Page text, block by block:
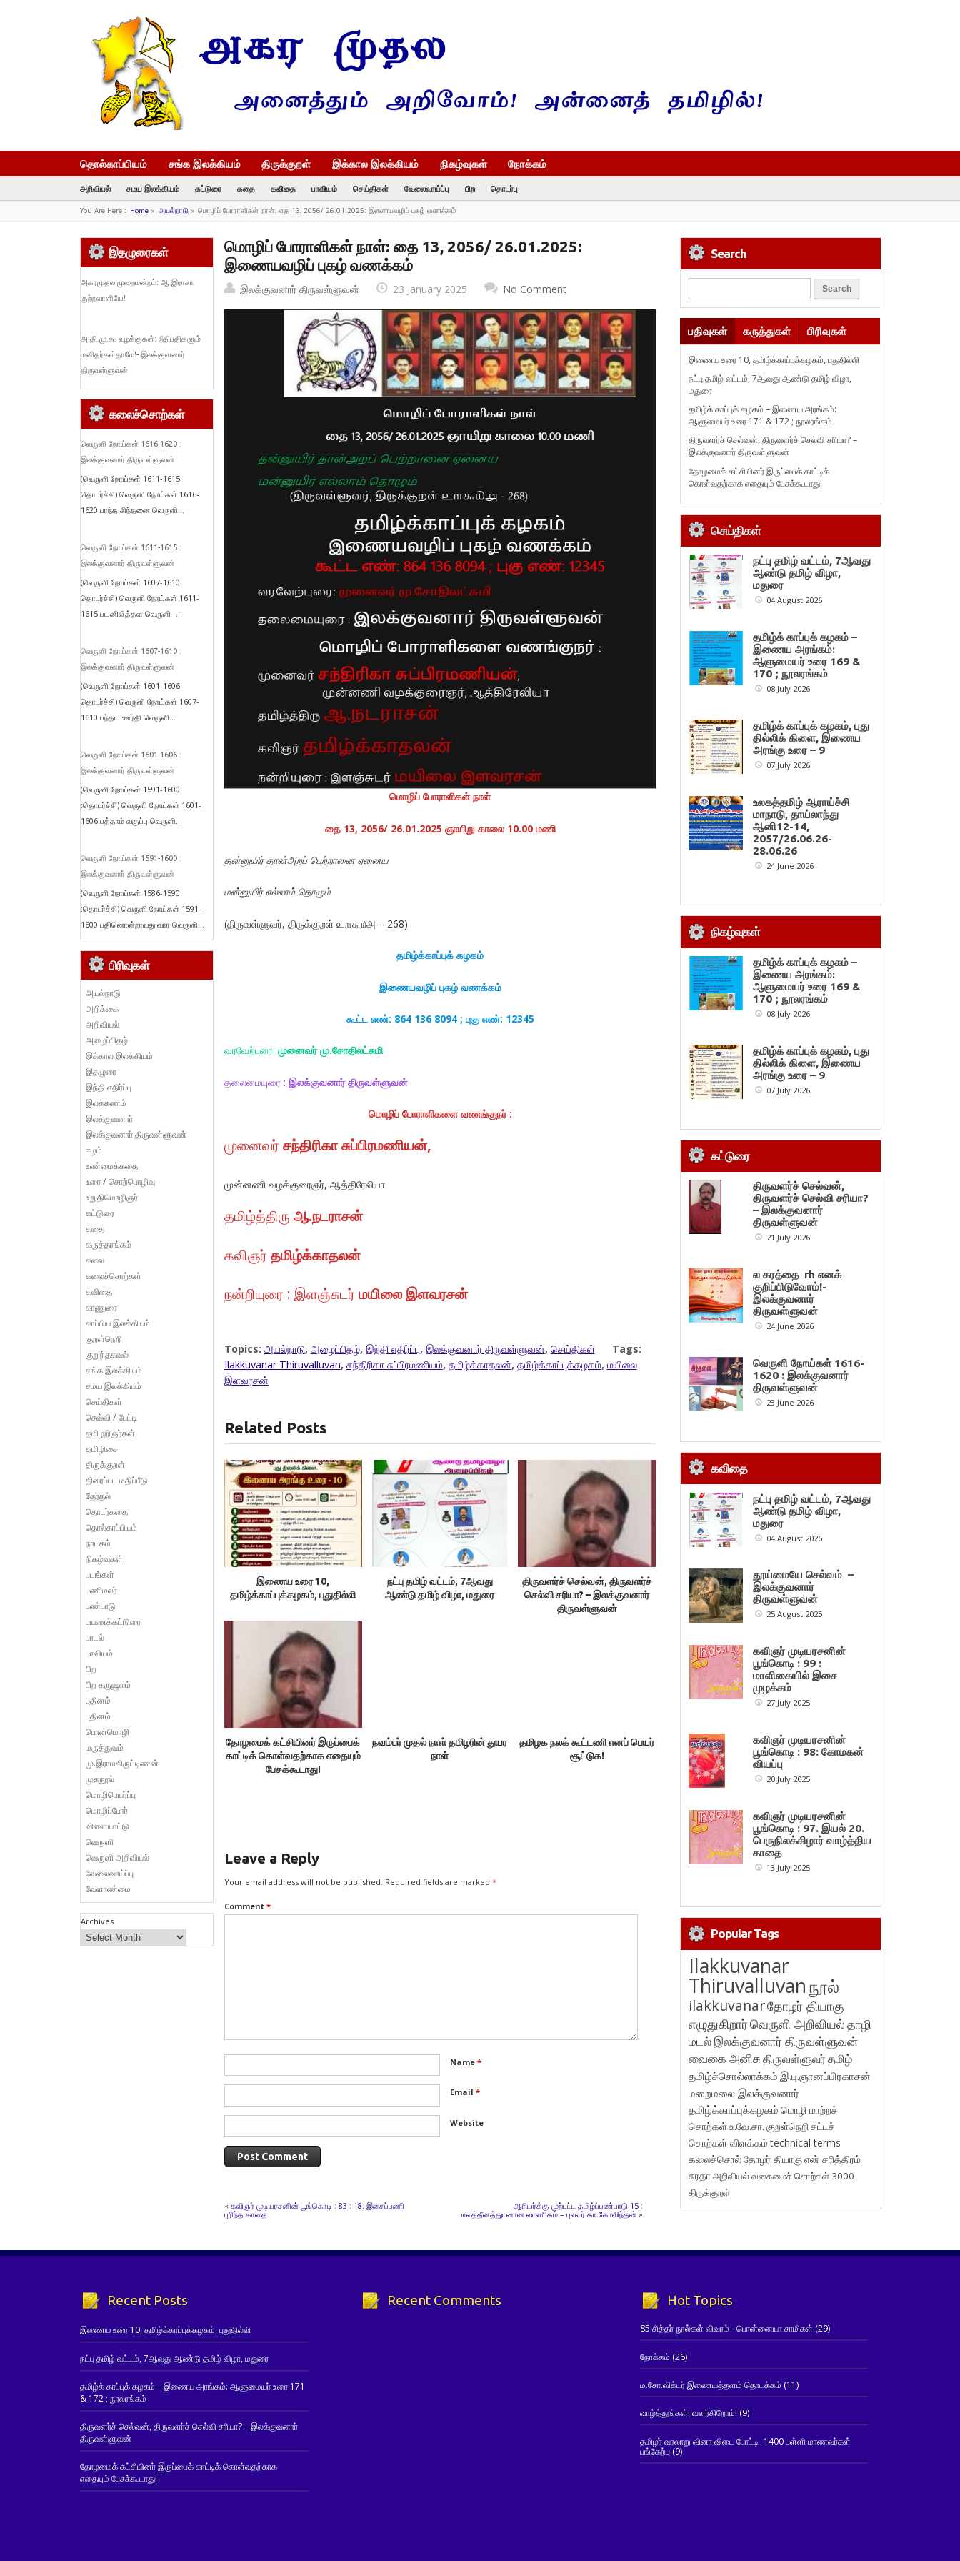
தொல்காப்பியம் சங்க இலக்கியம் திருக்குறள் இக்கால இலக்கியம் நிகழ்வுகள் நோக்கம்
அறிவியல் சமய இலக்கியம் கட்டுரை கதை கவிதை பாவியம் செய்திகள் வேலைவாய்ப்பு பிற தொடர்பு
You Are Here : Home» அயல்நாடு» மொழிப் போராளிகள் நாள்: தை 13, 2056/ 26.01.2025: இணையவழிப் புகழ் வணக்கம்
மொழிப் போராளிகள் நாள்: தை 13, 2056/ 26.01.2025:
இணையவழிப் புகழ் வணக்கம்
இலக்குவனார் திருவள்ளுவன் 23 January 2025 No Comment
மொழிப் போராளிகள் நாள்
தை 13, 2056/ 26.01.2025 ஞாயிறு காலை 10.00 மணி
தன்னுயிர் தான்அறப் பெற்றானை ஏனைய
மன்னுயிர் எல்லாம் தொழும்
(திருவள்ளுவர், திருக்குறள் ௨௱௬௰௮ – 268)
தமிழ்க்காப்புக் கழகம்
இணையவழிப் புகழ் வணக்கம்
கூட்ட எண்: 864 136 8094 ; புகு எண்: 12345
வரவேற்புரை: முனைவர் மு.சோதிலட்சுமி
தலைமையுரை : இலக்குவனார் திருவள்ளுவன்
மொழிப் போராளிகளை வணங்குநர் :
முனைவர் சந்திரிகா சுப்பிரமணியன்,
முன்னணி வழக்குரைஞர், ஆத்திரேலியா
தமிழ்த்திரு ஆ.நடராசன்
கவிஞர் தமிழ்க்காதலன்
நன்றியுரை : இளஞ்சுடர் மயிலை இளவரசன்
Topics: அயல்நாடு, அழைப்பிதழ், இந்தி எதிர்ப்பு, இலக்குவனார் திருவள்ளுவன், செய்திகள்
Tags:
Ilakkuvanar Thiruvalluvan, சந்திரிகா சுப்பிரமணியம், தமிழ்க்காதலன், தமிழ்க்காப்புக்கழகம், மயிலை
இளவரசன்
Related Posts
இணைய உரை 10,
தமிழ்க்காப்புக்கழகம், புதுதில்லி
நட்பு தமிழ் வட்டம், 7ஆவது
ஆண்டு தமிழ் விழா, மதுரை
திருவளர்ச் செல்வன், திருவளர்ச்
செல்வி சரியா? – இலக்குவனார்
திருவள்ளுவன்
தோழமைக் கட்சியினர் இருப்பைக்
காட்டிக் கொள்வதற்காக எதையும்
பேசக்கூடாது!
நவம்பர் முதல் நாள் தமிழரின் துயர
நாள்
தமிழக நலக் கூட்டணி எனப் பெயர்
சூட்டுக!
Leave a Reply
Your email address will not be published. Required fields are marked *
Comment *
Name *
Email *
Website
« கவிஞர் முடியரசனின் பூங்கொடி : 83 : 18. இசைப்பணி
புரிந்த காதை
ஆரியர்க்கு முற்பட்ட தமிழ்ப்பண்பாடு 15 :
பாலத்தீனத்துடனான வாணிகம் – புலவர் கா.கோவிந்தன் »
இதழுரைகள்
அகரமுதல முறைமன்றம்: ஆ.இராசா
குற்றவாளியே!
அ.தி.மு.க. வழக்குகள்: நீதிபதிகளும்
மனிதர்கள்தாமே!- இலக்குவனார்
திருவள்ளுவன்
கலைச்சொற்கள்
வெருளி நோய்கள் 1616-1620 :
இலக்குவனார் திருவள்ளுவன்
(வெருளி நோய்கள் 1611-1615
தொடர்ச்சி) வெருளி நோய்கள் 1616-
1620 பரந்த சிந்தனை வெருளி...
வெருளி நோய்கள் 1611-1615 :
இலக்குவனார் திருவள்ளுவன்
(வெருளி நோய்கள் 1607-1610
தொடர்ச்சி) வெருளி நோய்கள் 1611-
1615 பயனிலித்தள வெருளி -...
வெருளி நோய்கள் 1607-1610 :
இலக்குவனார் திருவள்ளுவன்
(வெருளி நோய்கள் 1601-1606
தொடர்ச்சி) வெருளி நோய்கள் 1607-
1610 பந்தய ஊர்தி வெருளி...
வெருளி நோய்கள் 1601-1606 :
இலக்குவனார் திருவள்ளுவன்
(வெருளி நோய்கள் 1591-1600
:தொடர்ச்சி) வெருளி நோய்கள் 1601-
1606 பத்தாம் வகுப்பு வெருளி...
வெருளி நோய்கள் 1591-1600 :
இலக்குவனார் திருவள்ளுவன்
(வெருளி நோய்கள் 1586-1590
:தொடர்ச்சி) வெருளி நோய்கள் 1591-
1600 பதினொன்றாவது வார வெருளி...
பிரிவுகள்
அயல்நாடு
அறிக்கை
அறிவியல்
அழைப்பிதழ்
இக்கால இலக்கியம்
இதழுரை
இந்தி எதிர்ப்பு
இலக்கணம்
இலக்குவனார்
இலக்குவனார் திருவள்ளுவன்
ஈழம்
உண்மைக்கதை
உரை / சொற்பொழிவு
உறுதிமொழிஞர்
கட்டுரை
கதை
கருத்தரங்கம்
கலை
கலைச்சொற்கள்
கவிதை
காணுரை
காப்பிய இலக்கியம்
குறள்நெறி
குறுந்தகவல்
சங்க இலக்கியம்
சமய இலக்கியம்
செய்திகள்
செவ்வி / பேட்டி
தமிழறிஞர்கள்
தமிழிசை
திருக்குறள்
திரைப்பட மதிப்பீடு
தேர்தல்
தொடர்கதை
தொல்காப்பியம்
நாடகம்
நிகழ்வுகள்
படங்கள்
பணிமலர்
பண்பாடு
பயணக்கட்டுரை
பாடல்
பாவியம்
பிற
பிற கருவூலம்
புதினம்
புதினம்
பொன்மொழி
மருத்துவம்
மு.இராமகிருட்டிணன்
முகநூல்
மொழிபெயர்ப்பு
மொழிப்போர்
விளையாட்டு
வெருளி
வெருளி அறிவியல்
வேலைவாய்ப்பு
வேளாண்மை
Archives
Search
பதிவுகள் கருத்துகள் பிரிவுகள்
இணைய உரை 10, தமிழ்க்காப்புக்கழகம், புதுதில்லி
நட்பு தமிழ் வட்டம், 7ஆவது ஆண்டு தமிழ் விழா,
மதுரை
தமிழ்க் காப்புக் கழகம் – இணைய அரங்கம்:
ஆளுமையர் உரை 171 & 172 ; நூலரங்கம்
திருவளர்ச் செல்வன், திருவளர்ச் செல்வி சரியா? –
இலக்குவனார் திருவள்ளுவன்
தோழமைக் கட்சியினர் இருப்பைக் காட்டிக்
கொள்வதற்காக எதையும் பேசக்கூடாது!
செய்திகள்
நட்பு தமிழ் வட்டம், 7ஆவது
ஆண்டு தமிழ் விழா,
மதுரை
04 August 2026
தமிழ்க் காப்புக் கழகம் –
இணைய அரங்கம்:
ஆளுமையர் உரை 169 &
170 ; நூலரங்கம்
08 July 2026
தமிழ்க் காப்புக் கழகம், புது
தில்லிக் கிளை, இணைய
அரங்கு உரை – 9
07 July 2026
உலகத்தமிழ் ஆராய்ச்சி
மாநாடு, தாய்லாந்து
ஆனி12-14,
2057/26.06.26-
28.06.26
24 June 2026
நிகழ்வுகள்
தமிழ்க் காப்புக் கழகம் –
இணைய அரங்கம்:
ஆளுமையர் உரை 169 &
170 ; நூலரங்கம்
08 July 2026
தமிழ்க் காப்புக் கழகம், புது
தில்லிக் கிளை, இணைய
அரங்கு உரை – 9
07 July 2026
கட்டுரை
திருவளர்ச் செல்வன்,
திருவளர்ச் செல்வி சரியா?
– இலக்குவனார்
திருவள்ளுவன்
21 July 2026
ல கரத்தை rh எனக்
குறிப்பிடுவோம்!-
இலக்குவனார்
திருவள்ளுவன்
24 June 2026
வெருளி நோய்கள் 1616-
1620 : இலக்குவனார்
திருவள்ளுவன்
23 June 2026
கவிதை
நட்பு தமிழ் வட்டம், 7ஆவது
ஆண்டு தமிழ் விழா,
மதுரை
04 August 2026
தூய்மையே செல்வம் –
இலக்குவனார்
திருவள்ளுவன்
25 August 2025
கவிஞர் முடியரசனின்
பூங்கொடி : 99 :
மாளிகையில் இசை
முழக்கம்
27 July 2025
கவிஞர் முடியரசனின்
பூங்கொடி : 98: கோமகன்
வியப்பு
20 July 2025
கவிஞர் முடியரசனின்
பூங்கொடி : 97. இயல் 20.
பெருநிலக்கிழார் வாழ்த்திய
காதை
13 July 2025
Popular Tags
Ilakkuvanar
Thiruvalluvanநூல்
ilakkuvanarதோழர் தியாகு
எழுதுகிறார்வெருளி அறிவியல்தாழி
மடல்இலக்குவனார் திருவள்ளுவன்
வைகை அனிசுதிருவள்ளுவர்தமிழ்
தமிழ்ச்சொல்லாக்கம் இ.பு.ஞானப்பிரகாசன்
மறைமலை இலக்குவனார்
தமிழ்க்காப்புக்கழகம் மொழி மாற்றச்
சொற்கள்உ.வே.சா. குறள்நெறி சட்டச்
சொற்கள் விளக்கம்technical terms
கலைச்சொல்தோழர் தியாகுஎன் சரித்திரம்
சுரதாஅறிவியல் வகைமைச் சொற்கள் 3000
திருக்குறள்
Recent Posts
இணைய உரை 10, தமிழ்க்காப்புக்கழகம், புதுதில்லி
நட்பு தமிழ் வட்டம், 7ஆவது ஆண்டு தமிழ் விழா, மதுரை
தமிழ்க் காப்புக் கழகம் – இணைய அரங்கம்: ஆளுமையர் உரை 171
& 172 ; நூலரங்கம்
திருவளர்ச் செல்வன், திருவளர்ச் செல்வி சரியா? – இலக்குவனார்
திருவள்ளுவன்
தோழமைக் கட்சியினர் இருப்பைக் காட்டிக் கொள்வதற்காக
எதையும் பேசக்கூடாது!
Recent Comments Hot Topics
85 சித்தர் நூல்கள் விவரம் - பொன்னையா சாமிகள் (29)
நோக்கம் (26)
ம.சோ.விக்டர் இணையத்தளம் தொடக்கம் (11)
வாழ்த்துங்கள்! வளர்கிறோம்! (9)
தமிழர் வரலாறு வினா விடை போட்டி- 1400 பள்ளி மாணவர்கள்
பங்கேற்பு(9)